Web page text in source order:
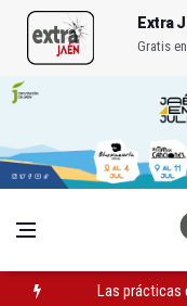
Extra
Gratis
Las prácticas